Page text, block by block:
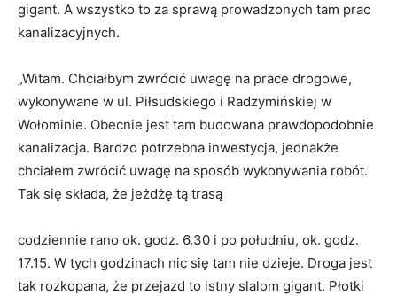
gigant. A wszystko to za sprawą prowadzonych tam prac
kanalizacyjnych.
„Witam. Chciałbym zwrócić uwagę na prace drogowe,
wykonywane w ul. Piłsudskiego i Radzymińskiej w
Wołominie. Obecnie jest tam budowana prawdopodobnie
kanalizacja. Bardzo potrzebna inwestycja, jednakże
chciałem zwrócić uwagę na sposób wykonywania robót.
Tak się składa, że jeżdżę tą trasą
codziennie rano ok. godz. 6.30 i po południu, ok. godz.
17.15. W tych godzinach nic się tam nie dzieje. Droga jest
tak rozkopana, że przejazd to istny slalom gigant. Płotki